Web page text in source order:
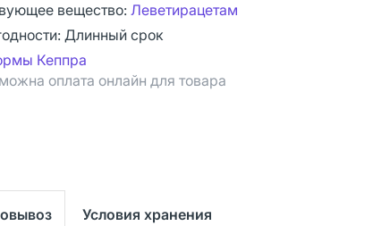
вещество: Леветирацетам
Длинный срок
Кеппра
оплата онлайн для товара
Условия хранения